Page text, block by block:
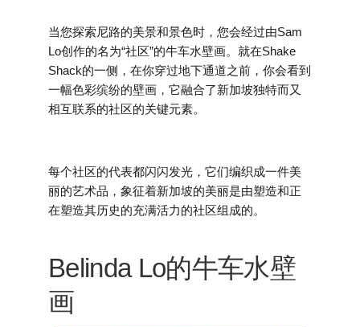
当您探索尼路的美景和景色时，您会经过由Sam
Lo创作的名为“社区”的牛车水壁画。就在Shake
Shack的一侧，在你穿过地下通道之前，你会看到
一幅色彩缤纷的壁画，它融合了新加坡独特而又
相互联系的社区的关键元素。
每个社区的代表都闪闪发光，它们编织成一件美
丽的艺术品，象征着新加坡的美丽是由塑造和正
在塑造其历史的充满活力的社区组成的。
Belinda Lo的牛车水壁
画